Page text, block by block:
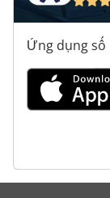
Case Ih Mx
Case Ih Mx 230
Case Ih Mx
Case Ih Stx
Ứng dụng số